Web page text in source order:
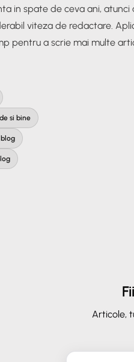
in spate de ceva ani,
viteza de redactare.
pentru a scrie mai multe
si bine
Articole,